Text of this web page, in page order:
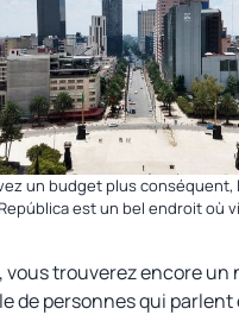
un budget plus conséquent,
República est un bel endroit où
vous trouverez encore un
de personnes qui parlent